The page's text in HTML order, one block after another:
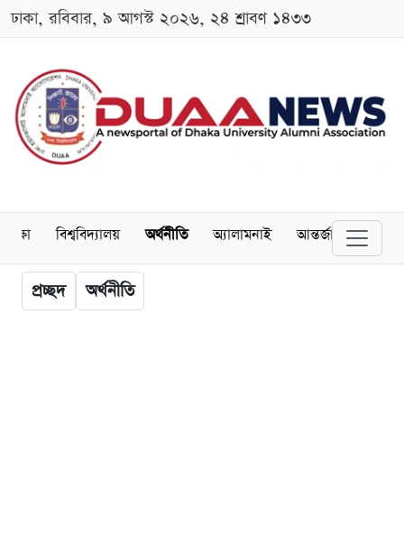
ঢাকা, রবিবার, ৯ আগস্ট ২০২৬, ২৪ শ্রাবণ ১৪৩৩
শিক্ষা বিশ্ববিদ্যালয় অর্থনীতি অ্যালামনাই আন্তর্জাতিক
প্রচ্ছদ অর্থনীতি